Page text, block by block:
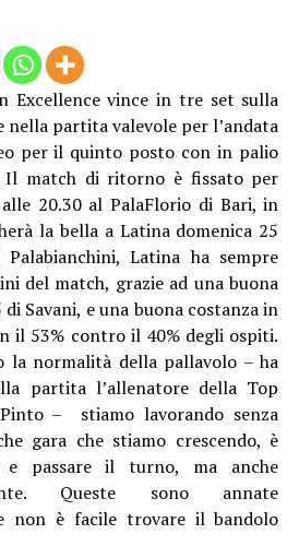
Excellence vince in tre set sulla
nella partita valevole per l’andata
per il quinto posto con in palio
Il match di ritorno è fissato per
20.30 al PalaFlorio di Bari, in
la bella a Latina domenica 25
Latina ha sempre
del match, grazie ad una buona
Savani, e una buona costanza in
il 53% contro il 40% degli ospiti.
la normalità della pallavolo – ha
partita l’allenatore della Top
– stiamo lavorando senza
gara che stiamo crescendo, è
e passare il turno, ma anche
Queste sono annate
non è facile trovare il bandolo